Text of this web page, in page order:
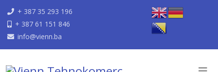
+ 387 35 293 196
+ 387 61 151 846
info@vienn.ba